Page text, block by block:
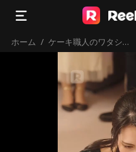
ホーム / ケーキ職人のワタシが